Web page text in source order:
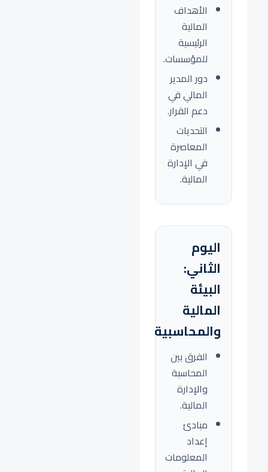
الأهداف
المالية
الرئيسية
للمؤسسات.
دور المدير
المالي في
دعم القرار.
التحديات
المعاصرة
في الإدارة
المالية.
اليوم
الثاني:
البيئة
المالية
والمحاسبية
الفرق بين
المحاسبة
والإدارة
المالية.
مبادئ
إعداد
المعلومات